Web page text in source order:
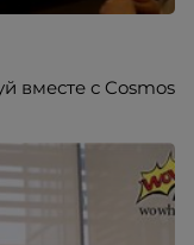
вместе с Cosmos